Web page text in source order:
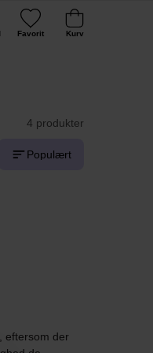
Favorit Kurv
4 produkter
Populært
eftersom der